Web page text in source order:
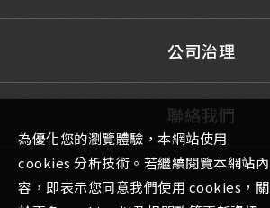
公司治理
聯絡我們
為優化您的瀏覽體驗，本網站使用
cookies 分析技術。若繼續閱覽本網站內
容，即表示您同意我們使用 cookies，關